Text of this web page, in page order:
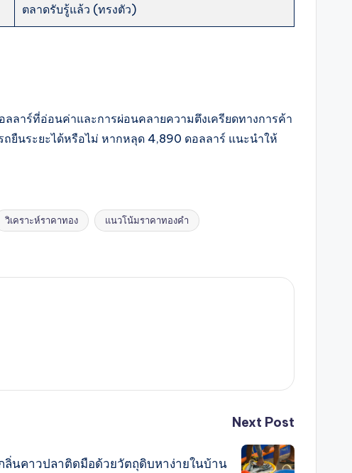
ตลาดรับรู้แล้ว (ทรงตัว)
ลาร์ที่อ่อนค่าและการผ่อนคลายความตึงเครียดทางการค้า
ถยืนระยะได้หรือไม่ หากหลุด 4,890 ดอลลาร์ แนะนำให้
วิเคราะห์ราคาทอง แนวโน้มราคาทองคำ
Next Post
ลิ่นคาวปลาติดมือด้วยวัตถุดิบหาง่ายในบ้าน